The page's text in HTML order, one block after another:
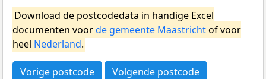
Download de postcodedata in handige Excel
documenten voorde gemeente Maastrichtof voor
heel Nederland.
Vorige postcode Volgende postcode